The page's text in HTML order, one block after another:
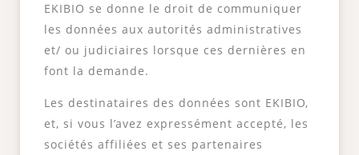
EKIBIO se donne le droit de communiquer
les données aux autorités administratives
et/ ou judiciaires lorsque ces dernières en
font la demande.
Les destinataires des données sont EKIBIO,
et, si vous l’avez expressément accepté, les
sociétés affiliées et ses partenaires